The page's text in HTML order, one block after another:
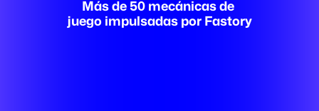
Más de 50 mecánicas de
juego impulsadas por Fastory